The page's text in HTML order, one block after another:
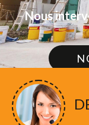
Nous